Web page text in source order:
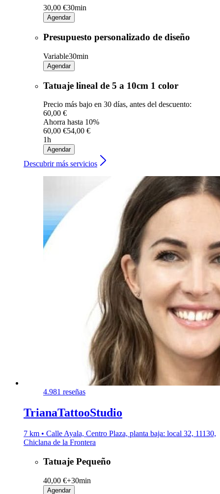
30,00 €30min
Agendar
Presupuesto personalizado de diseño
Variable30min
Agendar
Tatuaje lineal de 5 a 10cm 1 color
Precio más bajo en 30 días, antes del descuento:
60,00 €
Ahorra hasta 10%
60,00 €54,00 €
1h
Agendar
Descubrir más servicios
4.981 reseñas
TrianaTattooStudio
7 km • Calle Ayala, Centro Plaza, planta baja: local 32, 11130,
Chiclana de la Frontera
Tatuaje Pequeño
40,00 €+30min
Agendar